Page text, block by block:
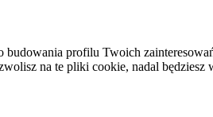
profilu Twoich
na te pliki cookie, nadal będziesz